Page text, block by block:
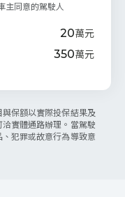
主同意的駕駛人
20萬元
350萬元
保額以實際投保結果及
實體通路辦理。當駕駛
犯罪或故意行為導致意